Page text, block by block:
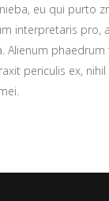
eu qui purto
interpretaris pro,
Alienum
periculis ex, nihil